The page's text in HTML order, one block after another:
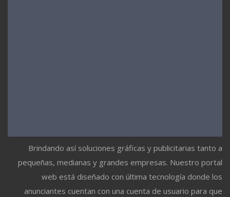
Brindando así soluciones gráficas y publicitarias tanto a
pequeñas, medianas y grandes empresas. Nuestro portal
web está diseñado con última tecnología donde los
anunciantes cuentan con una cuenta de usuario para que